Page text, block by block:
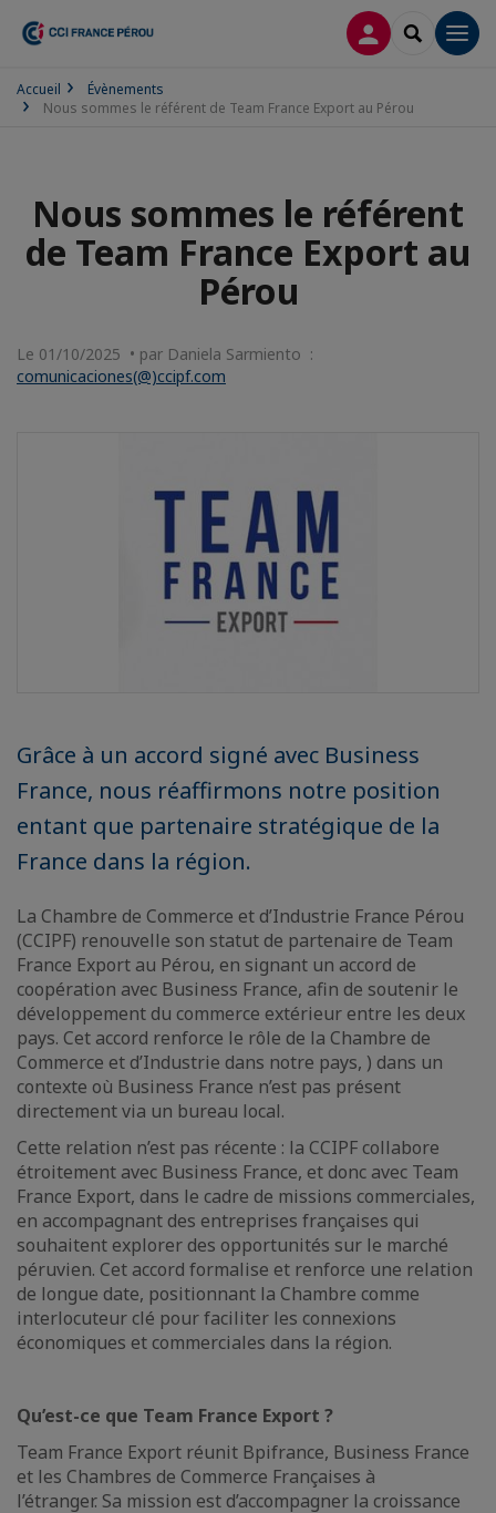
CONNEXION
Accueil
Évènements
Nous sommes le référent de Team France Export au Pérou
Nous sommes le référent
de Team France Export au
Pérou
Le 01/10/2025 • par Daniela Sarmiento :
comunicaciones(@)ccipf.com
Grâce à un accord signé avec Business
France, nous réaffirmons notre position
entant que partenaire stratégique de la
France dans la région.
La Chambre de Commerce et d’Industrie France Pérou
(CCIPF) renouvelle son statut de partenaire de Team
France Export au Pérou, en signant un accord de
coopération avec Business France, afin de soutenir le
développement du commerce extérieur entre les deux
pays. Cet accord renforce le rôle de la Chambre de
Commerce et d’Industrie dans notre pays, ) dans un
contexte où Business France n’est pas présent
directement via un bureau local.
Cette relation n’est pas récente : la CCIPF collabore
étroitement avec Business France, et donc avec Team
France Export, dans le cadre de missions commerciales,
en accompagnant des entreprises françaises qui
souhaitent explorer des opportunités sur le marché
péruvien. Cet accord formalise et renforce une relation
de longue date, positionnant la Chambre comme
interlocuteur clé pour faciliter les connexions
économiques et commerciales dans la région.
Qu’est-ce que Team France Export ?
Team France Export réunit Bpifrance, Business France
et les Chambres de Commerce Françaises à
l’étranger. Sa mission est d’accompagner la croissance